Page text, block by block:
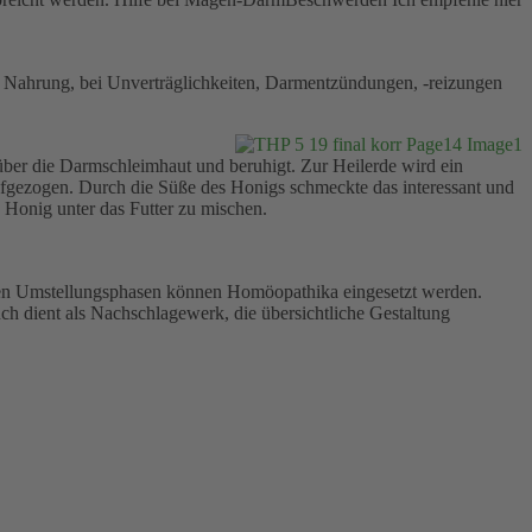
bei Unverträglichkeiten, Darmentzündungen, -reizungen
die Darmschleimhaut und beruhigt. Zur Heilerde wird ein
Durch die Süße des Honigs schmeckte das interessant und
unter das Futter zu mischen.
können Homöopathika eingesetzt werden.
dient als Nachschlagewerk, die übersichtliche Gestaltung